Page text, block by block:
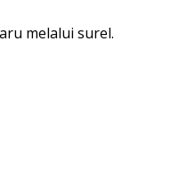
melalui surel.